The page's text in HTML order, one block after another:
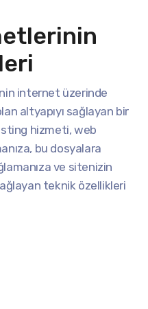
internet üzerinde
altyapıyı sağlayan bir
hizmeti, web
bu dosyalara
ve sitenizin
teknik özellikleri